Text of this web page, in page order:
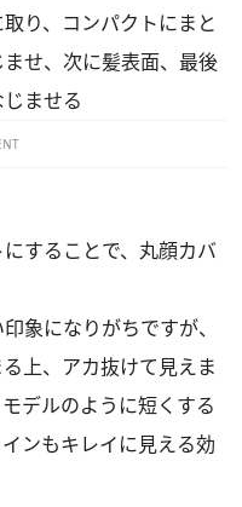
り、コンパクトにまと
せ、次に髪表面、最後
ませる
することで、丸顔カバ
象になりがちですが、
上、アカ抜けて見えま
デルのように短くする
ンもキレイに見える効